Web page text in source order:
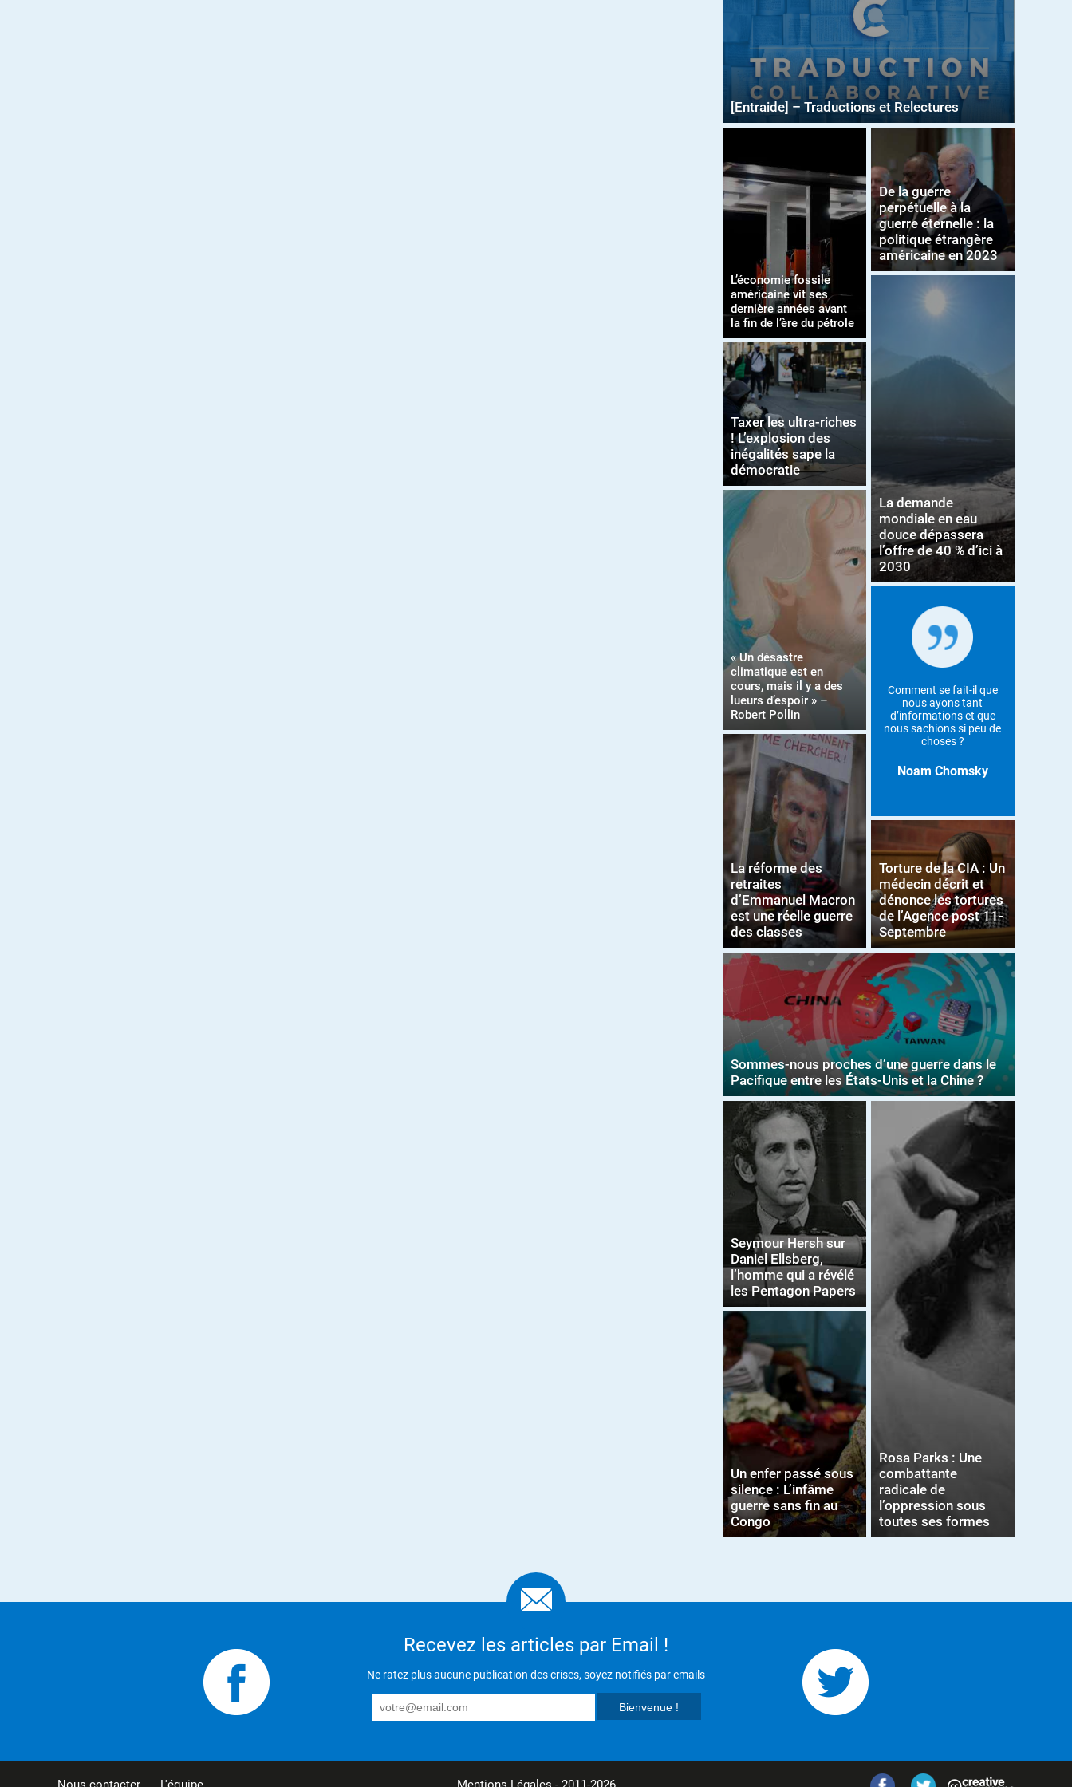
[Entraide] – Traductions et Relectures
L’économie fossile
américaine vit ses
dernière années avant
la fin de l’ère du pétrole
Taxer les ultra-riches
! L’explosion des
inégalités sape la
démocratie
« Un désastre
climatique est en
cours, mais il y a des
lueurs d’espoir » –
Robert Pollin
La réforme des
retraites
d’Emmanuel Macron
est une réelle guerre
des classes
De la guerre
perpétuelle à la
guerre éternelle : la
politique étrangère
américaine en 2023
La demande
mondiale en eau
douce dépassera
l’offre de 40 % d’ici à
2030
Comment se fait-il que
nous ayons tant
d’informations et que
nous sachions si peu de
choses ?
Noam Chomsky
Torture de la CIA : Un
médecin décrit et
dénonce les tortures
de l’Agence post 11-
Septembre
Sommes-nous proches d’une guerre dans le
Pacifique entre les États-Unis et la Chine ?
Seymour Hersh sur
Daniel Ellsberg,
l’homme qui a révélé
les Pentagon Papers
Un enfer passé sous
silence : L’infâme
guerre sans fin au
Congo
Rosa Parks : Une
combattante
radicale de
l’oppression sous
toutes ses formes
Recevez les articles par Email !
Ne ratez plus aucune publication des crises, soyez notifiés par emails